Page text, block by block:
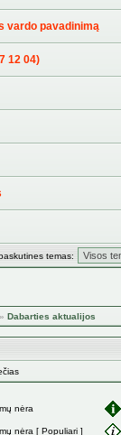
vardo pavadinimą
12 04)
temas:
» Dabarties aktualijos
nėra
nėra [ Populiari ]